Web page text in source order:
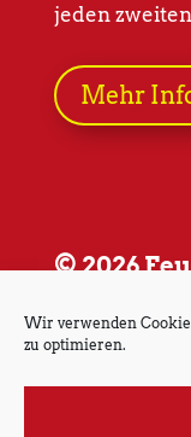
Wir verwenden
zu optimieren.
jeden
Mehr
© 2026